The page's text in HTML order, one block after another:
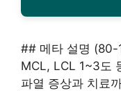
## 메타 설명 (80-
MCL, LCL 1~3도
파열 증상과 치료